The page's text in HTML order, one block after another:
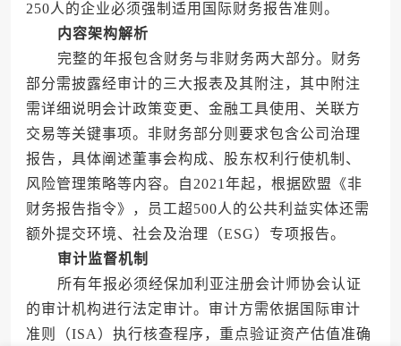
250人的企业必须强制适用国际财务报告准则。
内容架构解析
完整的年报包含财务与非财务两大部分。财务
部分需披露经审计的三大报表及其附注，其中附注
需详细说明会计政策变更、金融工具使用、关联方
交易等关键事项。非财务部分则要求包含公司治理
报告，具体阐述董事会构成、股东权利行使机制、
风险管理策略等内容。自2021年起，根据欧盟《非
财务报告指令》，员工超500人的公共利益实体还需
额外提交环境、社会及治理（ESG）专项报告。
审计监督机制
所有年报必须经保加利亚注册会计师协会认证
的审计机构进行法定审计。审计方需依据国际审计
准则（ISA）执行核查程序，重点验证资产估值准确